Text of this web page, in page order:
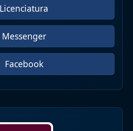
Licenciatura
Messenger
Facebook